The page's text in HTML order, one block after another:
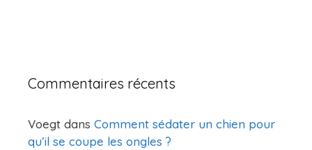
Commentaires récents
Voegt dans Comment sédater un chien pour
qu’il se coupe les ongles ?